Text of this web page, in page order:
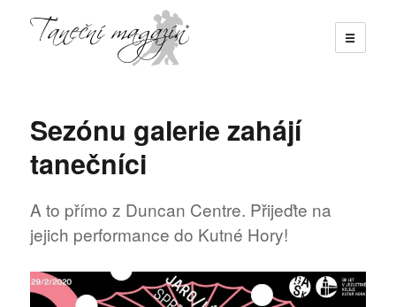
☰
Sezónu galerie zahájí
tanečníci
A to přímo z Duncan Centre. Přijeďte na
jejich performance do Kutné Hory!